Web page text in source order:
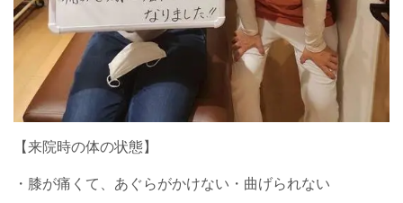
【来院時の体の状態】
・膝が痛くて、あぐらがかけない・曲げられない